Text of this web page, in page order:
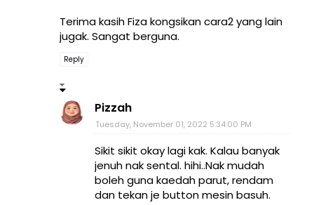
Terima kasih Fiza kongsikan cara2 yang lain
jugak. Sangat berguna.
Reply
Pizzah
Tuesday, November 01, 2022 5:34:00 PM
Sikit sikit okay lagi kak. Kalau banyak
jenuh nak sental. hihi..Nak mudah
boleh guna kaedah parut, rendam
dan tekan je button mesin basuh.